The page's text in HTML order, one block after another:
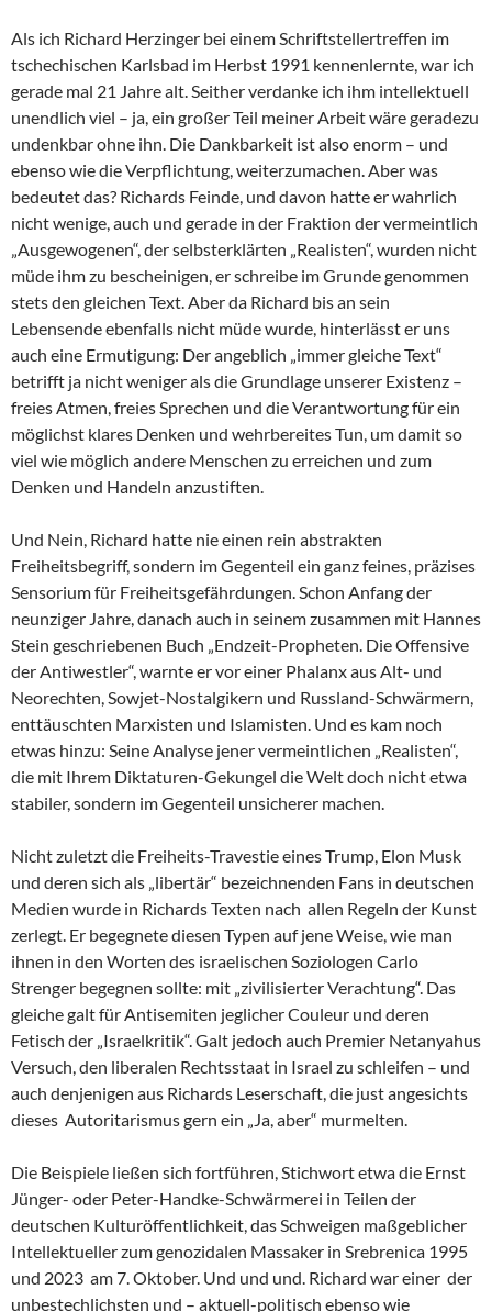
Als ich Richard Herzinger bei einem Schriftstellertreffen im
tschechischen Karlsbad im Herbst 1991 kennenlernte, war ich
gerade mal 21 Jahre alt. Seither verdanke ich ihm intellektuell
unendlich viel – ja, ein großer Teil meiner Arbeit wäre geradezu
undenkbar ohne ihn. Die Dankbarkeit ist also enorm – und
ebenso wie die Verpflichtung, weiterzumachen. Aber was
bedeutet das? Richards Feinde, und davon hatte er wahrlich
nicht wenige, auch und gerade in der Fraktion der vermeintlich
„Ausgewogenen“, der selbsterklärten „Realisten“, wurden nicht
müde ihm zu bescheinigen, er schreibe im Grunde genommen
stets den gleichen Text. Aber da Richard bis an sein
Lebensende ebenfalls nicht müde wurde, hinterlässt er uns
auch eine Ermutigung: Der angeblich „immer gleiche Text“
betrifft ja nicht weniger als die Grundlage unserer Existenz –
freies Atmen, freies Sprechen und die Verantwortung für ein
möglichst klares Denken und wehrbereites Tun, um damit so
viel wie möglich andere Menschen zu erreichen und zum
Denken und Handeln anzustiften.
Und Nein, Richard hatte nie einen rein abstrakten
Freiheitsbegriff, sondern im Gegenteil ein ganz feines, präzises
Sensorium für Freiheitsgefährdungen. Schon Anfang der
neunziger Jahre, danach auch in seinem zusammen mit Hannes
Stein geschriebenen Buch „Endzeit-Propheten. Die Offensive
der Antiwestler“, warnte er vor einer Phalanx aus Alt- und
Neorechten, Sowjet-Nostalgikern und Russland-Schwärmern,
enttäuschten Marxisten und Islamisten. Und es kam noch
etwas hinzu: Seine Analyse jener vermeintlichen „Realisten“,
die mit Ihrem Diktaturen-Gekungel die Welt doch nicht etwa
stabiler, sondern im Gegenteil unsicherer machen.
Nicht zuletzt die Freiheits-Travestie eines Trump, Elon Musk
und deren sich als „libertär“ bezeichnenden Fans in deutschen
Medien wurde in Richards Texten nach allen Regeln der Kunst
zerlegt. Er begegnete diesen Typen auf jene Weise, wie man
ihnen in den Worten des israelischen Soziologen Carlo
Strenger begegnen sollte: mit „zivilisierter Verachtung“. Das
gleiche galt für Antisemiten jeglicher Couleur und deren
Fetisch der „Israelkritik“. Galt jedoch auch Premier Netanyahus
Versuch, den liberalen Rechtsstaat in Israel zu schleifen – und
auch denjenigen aus Richards Leserschaft, die just angesichts
dieses Autoritarismus gern ein „Ja, aber“ murmelten.
Die Beispiele ließen sich fortführen, Stichwort etwa die Ernst
Jünger- oder Peter-Handke-Schwärmerei in Teilen der
deutschen Kulturöffentlichkeit, das Schweigen maßgeblicher
Intellektueller zum genozidalen Massaker in Srebrenica 1995
und 2023 am 7. Oktober. Und und und. Richard war einer der
unbestechlichsten und – aktuell-politisch ebenso wie